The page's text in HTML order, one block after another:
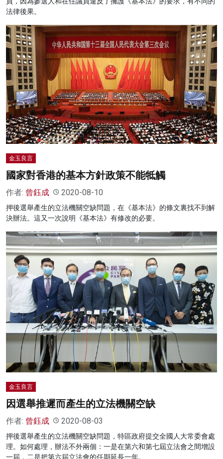
法律後果。
金玉良言
國家對香港的基本方針政策不能牴觸
作者: 曾鈺成 2020-08-10
押後選舉產生的立法機關空缺問題，在《基本法》的條文裏找不到解
決辦法。這又一次說明《基本法》有修改的必要。
金玉良言
因選舉推遲而產生的立法機關空缺
作者: 曾鈺成 2020-08-03
押後選舉產生的立法機關空缺問題，特區政府提交全國人大常委會處
理。如何處理，辦法不外兩個：一是在第六和第七屆立法會之間增設
一屆，二是把第六屆立法會的任期延長一年。